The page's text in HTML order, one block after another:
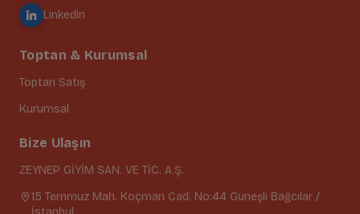
LinkedIn
Toptan & Kurumsal
Toptan Satış
Kurumsal
Bize Ulaşın
ZEYNEP GİYİM SAN. VE TİC. A.Ş.
15 Temmuz Mah. Koçman Cad. No:44 Güneşli Bağcılar /